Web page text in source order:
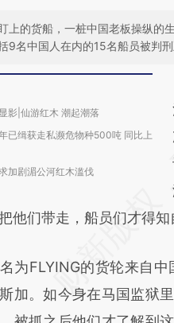
上的货船，一桩中国老板操纵的
9名中国人在内的15名船员被判
影|仙游红木 潮起潮落
已缉获走私濒危物种500吨 同比上
加剧湄公河红木滥伐
他们带走，船员们才得知
FLYING的货轮来自中
加。如今身在马国监狱